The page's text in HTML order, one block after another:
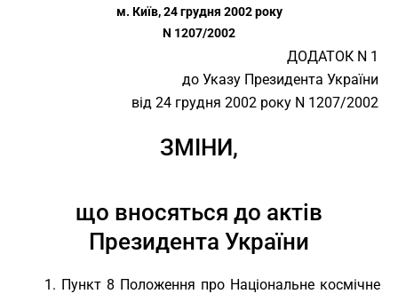
м. Київ, 24 грудня 2002 року
N 1207/2002
ДОДАТОК N 1
до Указу Президента України
від 24 грудня 2002 року N 1207/2002
ЗМІНИ,
що вносяться до актів
Президента України
1. Пункт 8 Положення про Національне космічне